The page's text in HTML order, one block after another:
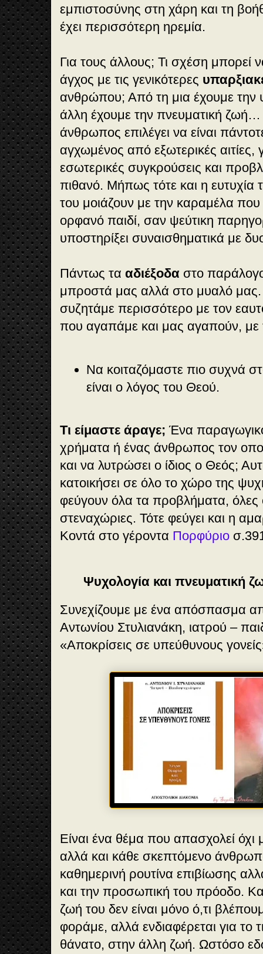
εμπιστοσύνης στη χάρη και τη
έχει περισσότερη ηρεμία.
Για τους άλλους; Τι σχέση μπορεί
άγχος με τις γενικότερες
ανθρώπου; Από τη μια έχουμε την
άλλη έχουμε την πνευματική
άνθρωπος επιλέγει να είναι
αγχωμένος από εξωτερικές αιτίες,
εσωτερικές συγκρούσεις και
πιθανό. Μήπως τότε και η ευτυχία
του μοιάζουν με την καραμέλα που
ορφανό παιδί, σαν ψεύτικη
υποστηρίξει συναισθηματικά με
Πάντως τα αδιέξοδα στο
μπροστά μας αλλά στο μυαλό μας.
συζητάμε περισσότερο με τον
που αγαπάμε και μας αγαπούν, με
Να κοιταζόμαστε πιο συχνά
είναι ο λόγος του Θεού.
Τι είμαστε άραγε; Ένα
χρήματα ή ένας άνθρωπος τον
και να λυτρώσει ο ίδιος ο Θεός;
κατοικήσει σε όλο το χώρο της
φεύγουν όλα τα προβλήματα, όλες
στεναχώριες. Τότε φεύγει και η
Κοντά στο γέροντα Πορφύριο
Ψυχολογία και πνευματική
Συνεχίζουμε με ένα απόσπασμα
Αντωνίου Στυλιανάκη, ιατρού –
«Αποκρίσεις σε υπεύθυνους
Είναι ένα θέμα που απασχολεί όχι
αλλά και κάθε σκεπτόμενο
καθημερινή ρουτίνα επιβίωσης
και την προσωπική του πρόοδο.
ζωή του δεν είναι μόνο ό,τι
φοράμε, αλλά ενδιαφέρεται για το
θάνατο, στην άλλη ζωή. Ωστόσο